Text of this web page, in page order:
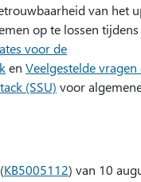
van het
op te lossen
voor de
en Veelgestelde
(SSU) voor
KB5005112) van 10